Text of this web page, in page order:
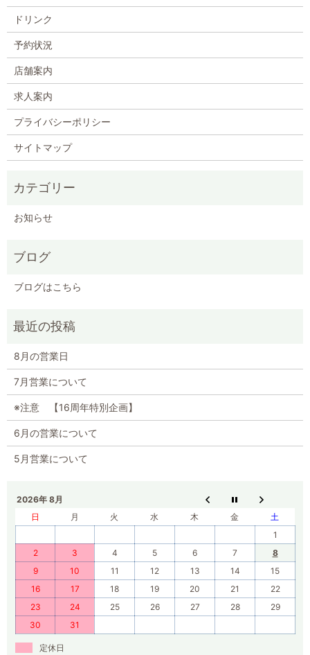
ドリンク
予約状況
店舗案内
求人案内
プライバシーポリシー
サイトマップ
お知らせ
ブログ
ブログはこちら
8月の営業日
7月営業について
※注意 【16周年特別企画】
6月の営業について
5月営業について
2026年 8月
日
月 火 水 木 金
土
1
2
3 4 5 6 7
8
9
10 11 12 13 14
15
16
17 18 19 20 21
22
23
24 25 26 27 28
29
30
31
定休日